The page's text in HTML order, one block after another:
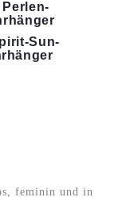
feminin und in